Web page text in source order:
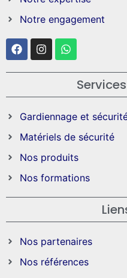
Notre engagement
Gardiennage et
Matériels de sécurité
Nos produits
Nos formations
Nos partenaires
Nos références